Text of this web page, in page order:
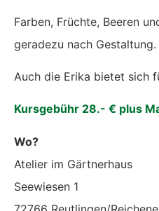
Farben, Früchte, Beeren
geradezu nach Gestaltung.
Auch die Erika bietet sich
Kursgebühr 28.- € plus
Wo?
Atelier im Gärtnerhaus
Seewiesen 1